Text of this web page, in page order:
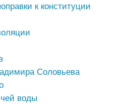
к конституции
Соловьева
воды